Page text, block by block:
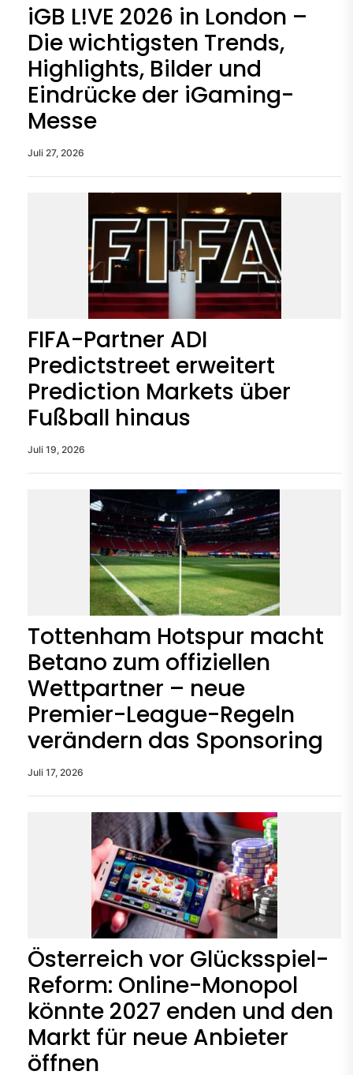
iGB L!VE 2026 in London –
Die wichtigsten Trends,
Highlights, Bilder und
Eindrücke der iGaming-
Messe
Juli 27, 2026
FIFA-Partner ADI
Predictstreet erweitert
Prediction Markets über
Fußball hinaus
Juli 19, 2026
Tottenham Hotspur macht
Betano zum offiziellen
Wettpartner – neue
Premier-League-Regeln
verändern das Sponsoring
Juli 17, 2026
Österreich vor Glücksspiel-
Reform: Online-Monopol
könnte 2027 enden und den
Markt für neue Anbieter
öffnen